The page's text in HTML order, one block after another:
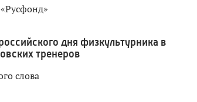
дня физкультурника в
тренеров
слова